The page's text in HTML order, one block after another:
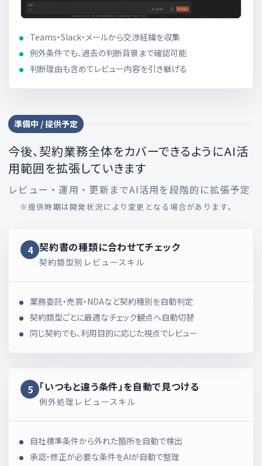
Teams・Slack・メールから交渉経緯を収集
例外条件でも、過去の判断背景まで確認可能
判断理由も含めてレビュー内容を引き継げる
準備中 / 提供予定
今後、契約業務全体をカバーできるようにAI活
用範囲を拡張していきます
レビュー・運用・更新までAI活用を段階的に拡張予定
※提供時期は開発状況により変更となる場合があります。
4 契約書の種類に合わせてチェック
契約類型別レビュースキル
業務委託・売買・NDAなど契約種別を自動判定
契約類型ごとに最適なチェック観点へ自動切替
同じ契約でも、利用目的に応じた視点でレビュー
5 「いつもと違う条件」を自動で見つける
例外処理レビュースキル
自社標準条件から外れた箇所を自動で検出
承認・修正が必要な条件をAIが自動で整理